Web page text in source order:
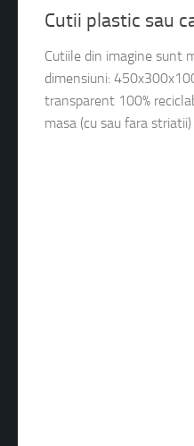
Cutii plastic sau
Cutiile din imagine sunt
dimensiuni:
transparent 100%
masa (cu sau fara